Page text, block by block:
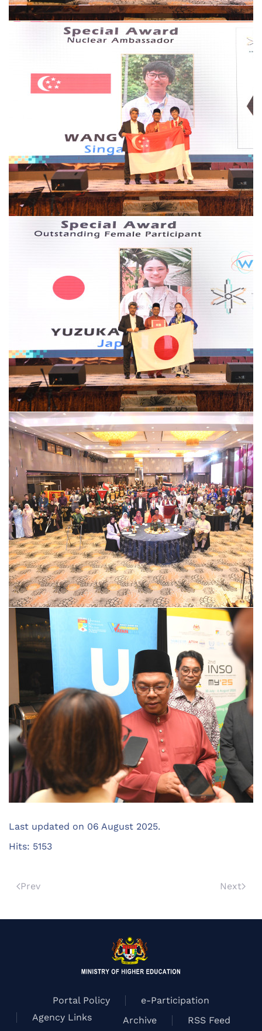
Last updated on 06 August 2025.
Hits: 5153
Prev Next
Portal Policy
e-Participation
Agency Links
Archive RSS Feed